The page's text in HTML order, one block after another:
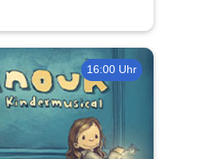
16:00 Uhr